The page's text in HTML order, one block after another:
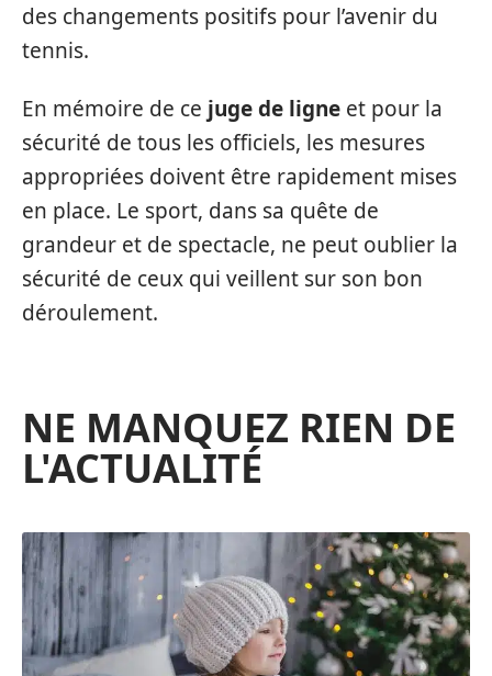
des changements positifs pour l’avenir du
tennis.
En mémoire de ce juge de ligne et pour la
sécurité de tous les officiels, les mesures
appropriées doivent être rapidement mises
en place. Le sport, dans sa quête de
grandeur et de spectacle, ne peut oublier la
sécurité de ceux qui veillent sur son bon
déroulement.
NE MANQUEZ RIEN DE
L'ACTUALITÉ